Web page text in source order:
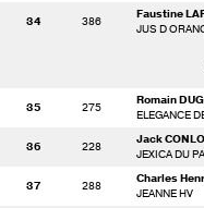
34 386
Faustine
JUS D
35 275
Romain
ELEGANCE
36 228
Jack
JEXICA DU
37 288
Charles
JEANNE HV